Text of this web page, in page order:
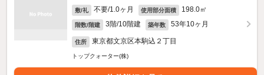
敷/礼 不要/1.0ヶ月 使用部分面積 198.0㎡
階数/階建 3階/10階建 築年数 53年10ヶ月
住所 東京都文京区本駒込２丁目
トップクォーター(株)